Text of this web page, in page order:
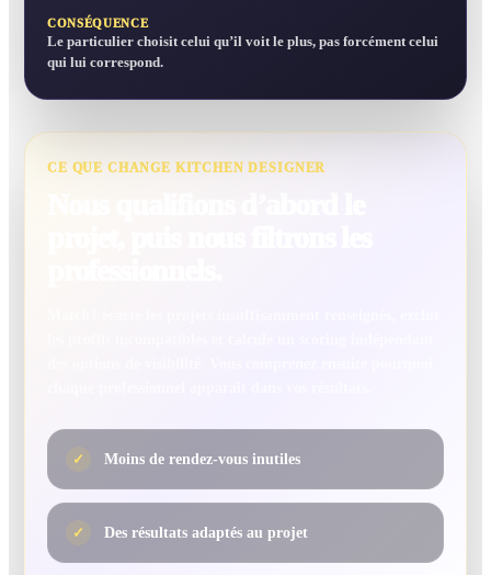
CONSÉQUENCE
Le particulier choisit celui qu’il voit le plus, pas forcément celui
qui lui correspond.
CE QUE CHANGE KITCHEN DESIGNER
✓ Moins de rendez-vous inutiles
✓ Des résultats adaptés au projet